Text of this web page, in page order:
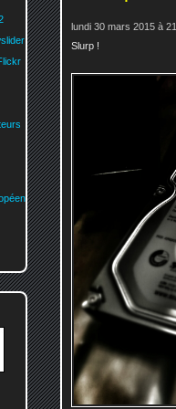
lundi 30 mars 2015 à
Slurp !